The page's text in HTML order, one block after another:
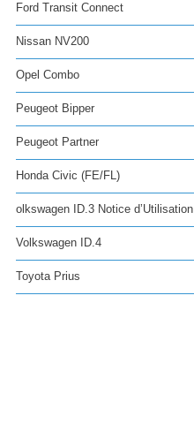
Ford Transit Connect
Nissan NV200
Opel Combo
Peugeot Bipper
Peugeot Partner
Honda Civic (FE/FL)
olkswagen ID.3 Notice d’Utilisation
Volkswagen ID.4
Toyota Prius